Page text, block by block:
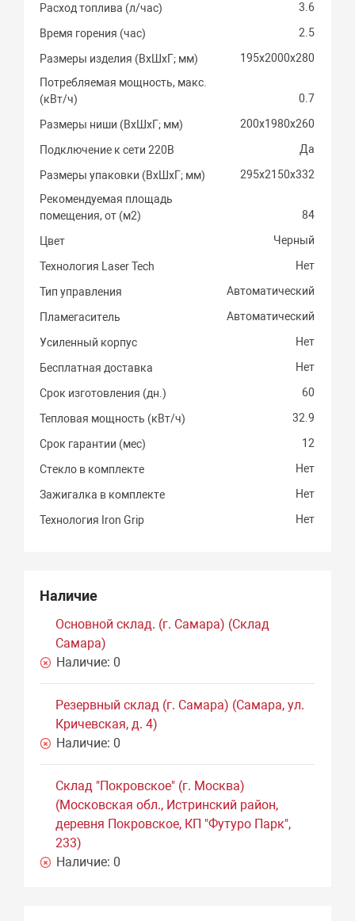
Расход топлива (л/час) 3.6
Время горения (час) 2.5
Размеры изделия (ВхШхГ; мм)
195х2000х280
Потребляемая мощность, макс.
(кВт/ч)
0.7
Размеры ниши (ВхШхГ; мм) 200х1980х260
Подключение к сети 220В Да
Размеры упаковки (ВхШхГ; мм)
295х2150х332
Рекомендуемая площадь
помещения, от (м2)
84
Цвет Черный
Технология Laser Tech Нет
Тип управления Автоматический
Пламегаситель Автоматический
Усиленный корпус Нет
Бесплатная доставка Нет
Срок изготовления (дн.) 60
Тепловая мощность (кВт/ч) 32.9
Срок гарантии (мес) 12
Стекло в комплекте Нет
Зажигалка в комплекте Нет
Технология Iron Grip Нет
Наличие
Основной склад. (г. Самара) (Склад
Самара)
Наличие: 0
Резервный склад (г. Самара) (Самара, ул.
Кричевская, д. 4)
Наличие: 0
Склад "Покровское" (г. Москва)
(Московская обл., Истринский район,
деревня Покровское, КП "Футуро Парк",
233)
Наличие: 0